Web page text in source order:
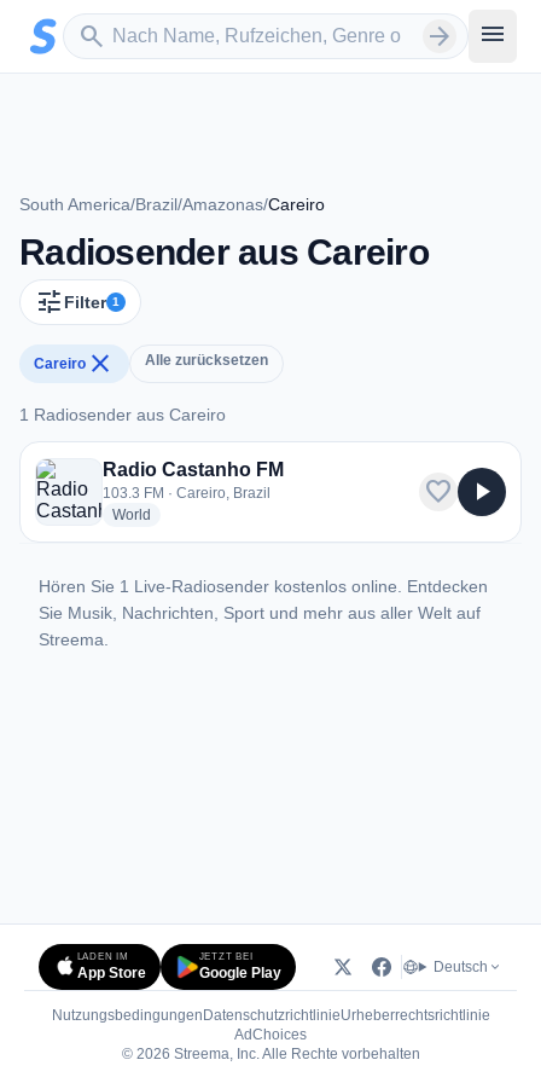
Zum Hauptinhalt springen
search
Sender suchen arrow_forward menu
South America/Brazil/Amazonas/Careiro
Radiosender aus Careiro
tune Filter 1
Careiro close Alle zurücksetzen
1 Radiosender aus Careiro
1 Radiosender aus Careiro
Radio Castanho FM
103.3 FM · Careiro, Brazil
World
favorite play_arrow
Hören Sie 1 Live-Radiosender kostenlos online. Entdecken
Sie Musik, Nachrichten, Sport und mehr aus aller Welt auf
Streema.
LADEN IM
App Store
JETZT BEI
Google Play Deutsch
Nutzungsbedingungen DatenschutzrichtlinieUrheberrechtsrichtlinie
AdChoices(öffnet in neuem Tab)
© 2026 Streema, Inc. Alle Rechte vorbehalten